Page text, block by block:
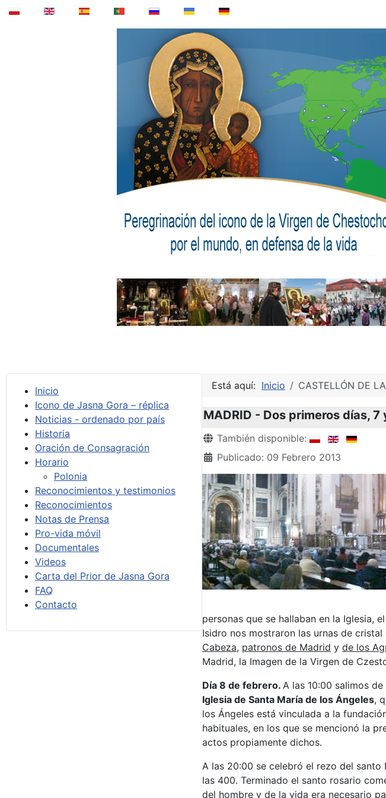
Inicio
Icono de Jasna Gora – réplica
Noticias - ordenado por país
Historia
Oración de Consagración
Horario
Polonia
Reconocimientos y testimonios
Reconocimientos
Notas de Prensa
Pro-vida móvil
Documentales
Videos
Carta del Prior de Jasna Gora
FAQ
Contacto
Está aquí: Inicio CASTELLÓN DE
MADRID - Dos primeros días, 7
Detalles
También disponible:
Publicado: 09 Febrero 2013
personas que se hallaban en la Iglesia,
Isidro nos mostraron las urnas de
Cabeza, patronos de Madrid y de los
Madrid, la Imagen de la Virgen de
Día 8 de febrero. A las 10:00 salimos
Iglesia de Santa María de los Ángeles,
los Ángeles está vinculada a la
habituales, en los que se mencionó la
actos propiamente dichos.
A las 20:00 se celebró el rezo del santo
las 400. Terminado el santo rosario
del hombre y de la vida era necesario